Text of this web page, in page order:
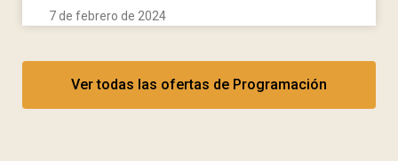
7 de febrero de 2024
Ver todas las ofertas de Programación